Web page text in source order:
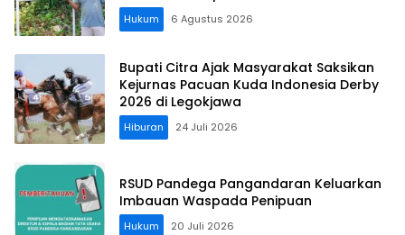
Hukum 6 Agustus 2026
Bupati Citra Ajak Masyarakat Saksikan
Kejurnas Pacuan Kuda Indonesia Derby
2026 di Legokjawa
Hiburan 24 Juli 2026
RSUD Pandega Pangandaran Keluarkan
Imbauan Waspada Penipuan
Hukum 20 Juli 2026